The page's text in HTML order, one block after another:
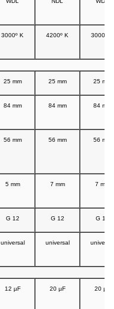
3000º K 4200º K 3000º K
25 mm 25 mm 25 mm
84 mm 84 mm 84 mm
56 mm 56 mm 56 mm
5 mm 7 mm 7 mm
G 12 G 12 G 12
universal universal universal
12 µF 20 µF 20 µF